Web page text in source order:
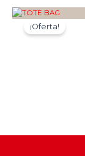
¡Oferta!